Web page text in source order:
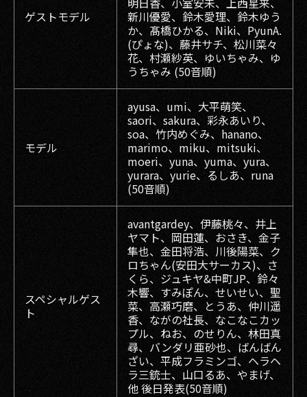
ゲストモデル
新川優愛、鈴木愛理、鈴木ゆう
か、髙橋ひかる、Niki、PyunA.
(ぴょな)、藤井サチ、松川菜々
花、村瀬紗英、ゆいちゃみ、ゆ
うちゃみ (50音順)
モデル
ayusa、umi、大平萌笑、
saori、sakura、彩永あいり、
soa、⽵内めぐみ、hanano、
marimo、miku、mitsuki、
moeri、yuna、yuma、yura、
yurara、yurie、るしあ、runa
(50音順)
スペシャルゲス
ト
avantgardey、伊藤桃々、井上
ヤマト、岡田蓮、おさき、金子
隼也、金田将浩、川後陽菜、ク
ロちゃん(安田大サーカス)、さ
くら、ジュキヤ&中町JP、鈴々
木響、すみぽん、せいせい、聖
菜、高瀬巧磨、とうあ、仲川遥
香、ながの社長、なこなこカッ
プル、ねお、のせりん、林田真
尋、バンダリ亜砂也、ばんばん
ざい、平成フラミンゴ、ヘラヘ
ラ三銃士、山口るあ、やまげ、
他 後日発表(50音順)